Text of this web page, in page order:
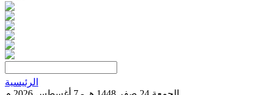
الرئيسية